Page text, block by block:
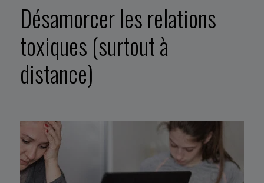
Désamorcer les relations
toxiques (surtout à
distance)